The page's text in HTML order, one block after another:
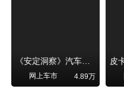
《安定洞察》汽车烧不烧油，和石油安全无关！
网上车市 4.89万